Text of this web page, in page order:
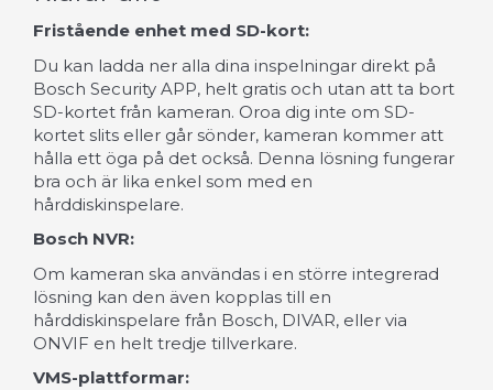
Fristående enhet med SD-kort:
Du kan ladda ner alla dina inspelningar direkt på
Bosch Security APP, helt gratis och utan att ta bort
SD-kortet från kameran. Oroa dig inte om SD-
kortet slits eller går sönder, kameran kommer att
hålla ett öga på det också. Denna lösning fungerar
bra och är lika enkel som med en
hårddiskinspelare.
Bosch NVR:
Om kameran ska användas i en större integrerad
lösning kan den även kopplas till en
hårddiskinspelare från Bosch, DIVAR, eller via
ONVIF en helt tredje tillverkare.
VMS-plattformar: